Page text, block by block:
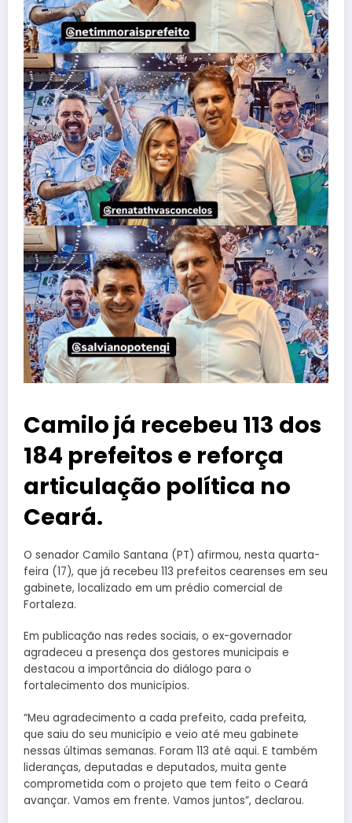
Camilo já recebeu 113 dos
184 prefeitos e reforça
articulação política no
Ceará.
O senador Camilo Santana (PT) afirmou, nesta quarta-
feira (17), que já recebeu 113 prefeitos cearenses em seu
gabinete, localizado em um prédio comercial de
Fortaleza.
Em publicação nas redes sociais, o ex-governador
agradeceu a presença dos gestores municipais e
destacou a importância do diálogo para o
fortalecimento dos municípios.
“Meu agradecimento a cada prefeito, cada prefeita,
que saiu do seu município e veio até meu gabinete
nessas últimas semanas. Foram 113 até aqui. E também
lideranças, deputadas e deputados, muita gente
comprometida com o projeto que tem feito o Ceará
avançar. Vamos em frente. Vamos juntos”, declarou.